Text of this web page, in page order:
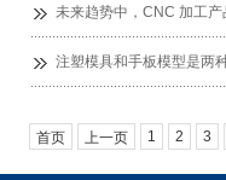
未来趋势中，CNC 加工
注塑模具和手板模型是两
首页 上一页 1 2 3